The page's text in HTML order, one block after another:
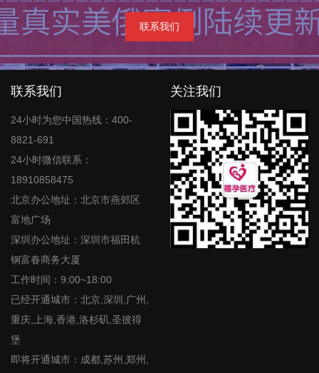
联系我们
联系我们
24小时为您中国热线：400-
8821-691
24小时微信联系：
18910858475
北京办公地址：北京市燕郊区
富地广场
深圳办公地址：深圳市福田杭
钢富春商务大厦
工作时间：9:00~18:00
已经开通城市：北京,深圳,广州,
重庆,上海,香港,洛杉矶,圣彼得
堡
即将开通城市：成都,苏州,郑州,
关注我们